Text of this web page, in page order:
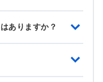
ありますか？